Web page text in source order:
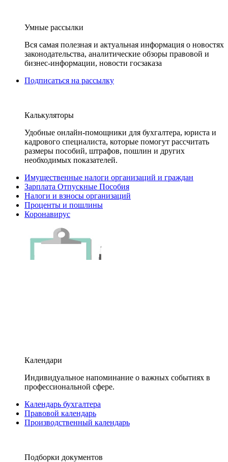
Умные рассылки
Вся самая полезная и актуальная информация о новостях
законодательства, аналитические обзоры правовой и
бизнес-информации, новости госзаказа
Подписаться на рассылку
Калькуляторы
Удобные онлайн-помощники для бухгалтера, юриста и
кадрового специалиста, которые помогут рассчитать
размеры пособий, штрафов, пошлин и других
необходимых показателей.
Имущественные налоги организаций и граждан
Зарплата Отпускные Пособия
Налоги и взносы организаций
Проценты и пошлины
Коронавирус
Календари
Индивидуальное напоминание о важных событиях в
профессиональной сфере.
Календарь бухгалтера
Правовой календарь
Производственный календарь
Подборки документов